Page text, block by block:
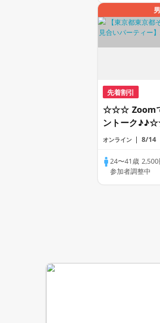
先着割引
☆☆☆ Zoom
ントーク
差♪♪ そろそ
アルなオン
の方が対象
オンライン 8/14
24〜41歳 2,500
参加者調整中